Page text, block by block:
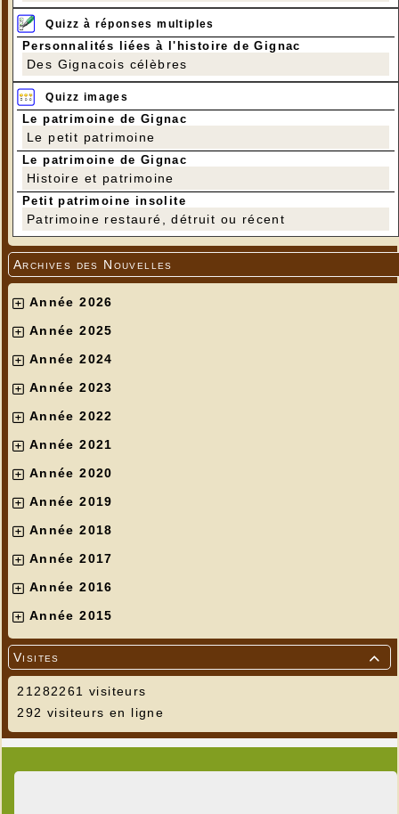
Quizz à réponses multiples
Personnalités liées à l'histoire de Gignac
Des Gignacois célèbres
Quizz images
Le patrimoine de Gignac
Le petit patrimoine
Le patrimoine de Gignac
Histoire et patrimoine
Petit patrimoine insolite
Patrimoine restauré, détruit ou récent
Archives des Nouvelles
Année 2026
Année 2025
Année 2024
Année 2023
Année 2022
Année 2021
Année 2020
Année 2019
Année 2018
Année 2017
Année 2016
Année 2015

Visites
21282261 visiteurs
292 visiteurs en ligne